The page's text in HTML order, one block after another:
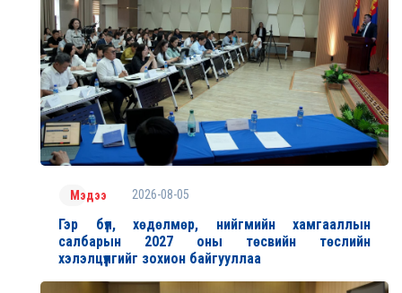
Мэдээ 2026-08-05
Гэр бүл, хөдөлмөр, нийгмийн хамгааллын
салбарын 2027 оны төсвийн төслийн
хэлэлцүүлгийг зохион байгууллаа